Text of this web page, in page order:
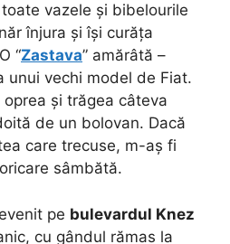
vazele și bibelourile
înjura și își curăța
“Zastava” amărâtă –
unui vechi model de Fiat.
și trăgea câteva
de un bolovan. Dacă
care trecuse, m-aș fi
sâmbătă.
pe bulevardul Knez
cu gândul rămas la